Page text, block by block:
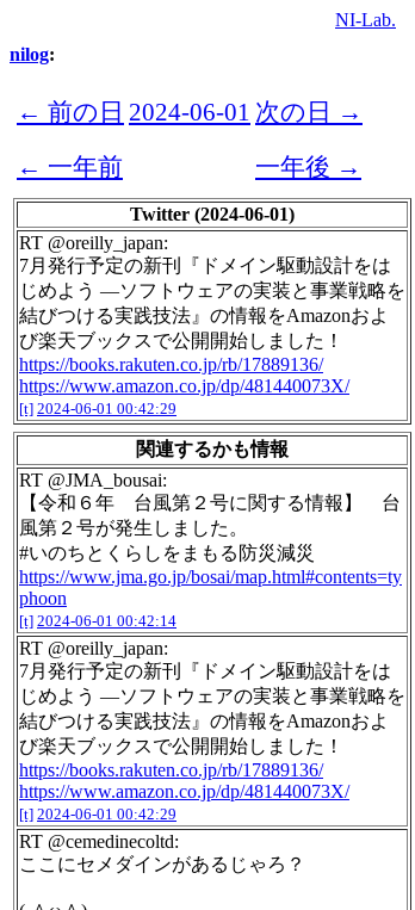
NI-Lab.
nilog:
← 前の日 2024-06-01 次の日 →
← 一年前
一年後 →
Twitter (2024-06-01)
RT @oreilly_japan:
7月発行予定の新刊『ドメイン駆動設計をは
じめよう ―ソフトウェアの実装と事業戦略を
結びつける実践技法』の情報をAmazonおよ
び楽天ブックスで公開開始しました！
https://books.rakuten.co.jp/rb/17889136/
https://www.amazon.co.jp/dp/481440073X/
[t] 2024-06-01 00:42:29
関連するかも情報
RT @JMA_bousai:
【令和６年 台風第２号に関する情報】 台
風第２号が発生しました。
#いのちとくらしをまもる防災減災
https://www.jma.go.jp/bosai/map.html#contents=ty
phoon
[t] 2024-06-01 00:42:14
RT @oreilly_japan:
7月発行予定の新刊『ドメイン駆動設計をは
じめよう ―ソフトウェアの実装と事業戦略を
結びつける実践技法』の情報をAmazonおよ
び楽天ブックスで公開開始しました！
https://books.rakuten.co.jp/rb/17889136/
https://www.amazon.co.jp/dp/481440073X/
[t] 2024-06-01 00:42:29
RT @cemedinecoltd:
ここにセメダインがあるじゃろ？